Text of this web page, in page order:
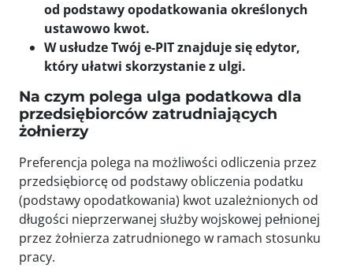
od podstawy opodatkowania określonych
ustawowo kwot.
W usłudze Twój e-PIT znajduje się edytor,
który ułatwi skorzystanie z ulgi.
Na czym polega ulga podatkowa dla
przedsiębiorców zatrudniających
żołnierzy
Preferencja polega na możliwości odliczenia przez
przedsiębiorcę od podstawy obliczenia podatku
(podstawy opodatkowania) kwot uzależnionych od
długości nieprzerwanej służby wojskowej pełnionej
przez żołnierza zatrudnionego w ramach stosunku
pracy.